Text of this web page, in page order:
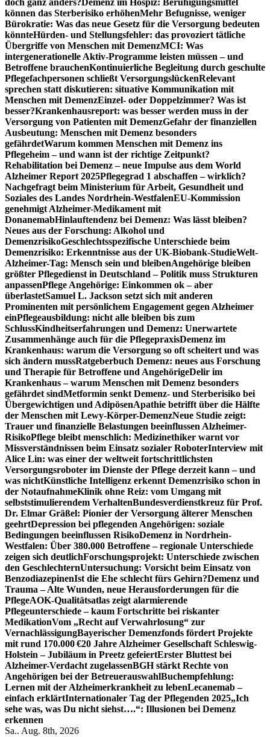
doch ganz anders?Demenz im Hospiz: Beruhigungsmittel
können das Sterberisiko erhöhenMehr Befugnisse, weniger
Bürokratie: Was das neue Gesetz für die Versorgung bedeuten
könnteHürden- und Stellungsfehler: das provoziert tätliche
Übergriffe von Menschen mit DemenzMCI: Was
intergenerationelle Aktiv-Programme leisten müssen – und
Betroffene brauchenKontinuierliche Begleitung durch geschulte
Pflegefachpersonen schließt VersorgungslückenRelevant
sprechen statt diskutieren: situative Kommunikation mit
Menschen mit DemenzEinzel- oder Doppelzimmer? Was ist
besser?Krankenhausreport: was besser werden muss in der
Versorgung von Patienten mit DemenzGefahr der finanziellen
Ausbeutung: Menschen mit Demenz besonders
gefährdetWarum kommen Menschen mit Demenz ins
Pflegeheim – und wann ist der richtige Zeitpunkt?
Rehabilitation bei Demenz – neue Impulse aus dem World
Alzheimer Report 2025Pflegegrad 1 abschaffen – wirklich?
Nachgefragt beim Ministerium für Arbeit, Gesundheit und
Soziales des Landes Nordrhein-WestfalenEU-Kommission
genehmigt Alzheimer-Medikament mit
DonanemabHinlauftendenz bei Demenz: Was lässt bleiben?
Neues aus der Forschung: Alkohol und
DemenzrisikoGeschlechtsspezifische Unterschiede beim
Demenzrisiko: Erkenntnisse aus der UK-Biobank-StudieWelt-
Alzheimer-Tag: Mensch sein und bleibenAngehörige bleiben
größter Pflegedienst in Deutschland – Politik muss Strukturen
anpassenPflege Angehörige: Einkommen ok – aber
überlastetSamuel L. Jackson setzt sich mit anderen
Prominenten mit persönlichem Engagement gegen Alzheimer
einPflegeausbildung: nicht alle bleiben bis zum
SchlussKindheitserfahrungen und Demenz: Unerwartete
Zusammenhänge auch für die PflegepraxisDemenz im
Krankenhaus: warum die Versorgung so oft scheitert und was
sich ändern mussRatgeberbuch Demenz: neues aus Forschung
und Therapie für Betroffene und AngehörigeDelir im
Krankenhaus – warum Menschen mit Demenz besonders
gefährdet sindMetformin senkt Demenz- und Sterberisiko bei
Übergewichtigen und AdipösenApathie betrifft über die Hälfte
der Menschen mit Lewy-Körper-DemenzNeue Studie zeigt:
Trauer und finanzielle Belastungen beeinflussen Alzheimer-
RisikoPflege bleibt menschlich: Medizinethiker warnt vor
Missverständnissen beim Einsatz sozialer RoboterInterview mit
Alice Lin: was einer der weltweit fortschrittlichsten
Versorgungsroboter im Dienste der Pflege derzeit kann – und
was nichtKünstliche Intelligenz erkennt Demenzrisiko schon in
der NotaufnahmeKlinik ohne Reiz: vom Umgang mit
selbststimulierendem VerhaltenBundesverdienstkreuz für Prof.
Dr. Elmar Gräßel: Pionier der Versorgung älterer Menschen
geehrtDepression bei pflegenden Angehörigen: soziale
Bedingungen beeinflussen RisikoDemenz in Nordrhein-
Westfalen: Über 380.000 Betroffene – regionale Unterschiede
zeigen sich deutlichForschungsprojekt: Unterschiede zwischen
den GeschlechternUntersuchung: Vorsicht beim Einsatz von
BenzodiazepinenIst die Ehe schlecht fürs Gehirn?Demenz und
Trauma – Alte Wunden, neue Herausforderungen für die
PflegeAOK-Qualitätsatlas zeigt alarmierende
Pflegeunterschiede – kaum Fortschritte bei riskanter
MedikationVom „Recht auf Verwahrlosung“ zur
VernachlässigungBayerischer Demenzfonds fördert Projekte
mit rund 170.000 €20 Jahre Alzheimer Gesellschaft Schleswig-
Holstein – Jubiläum in Preetz gefeiertErster Bluttest bei
Alzheimer-Verdacht zugelassenBGH stärkt Rechte von
Angehörigen bei der BetreuerauswahlBuchempfehlung:
Lernen mit der Alzheimerkrankheit zu lebenLecanemab –
einfach erklärtInternationaler Tag der Pflegenden 2025„Ich
sehe was, was Du nicht siehst….“: Illusionen bei Demenz
erkennen
Sa.. Aug. 8th, 2026